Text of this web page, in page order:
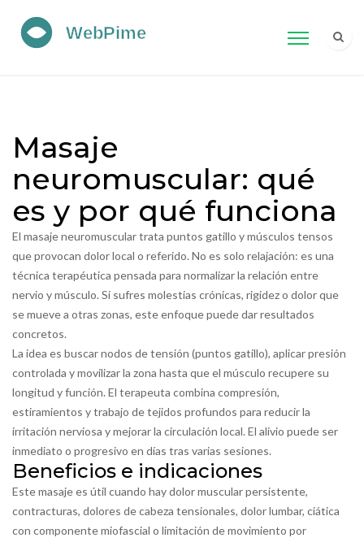
Masaje
neuromuscular: qué
es y por qué funciona
El masaje neuromuscular trata puntos gatillo y músculos tensos
que provocan dolor local o referido. No es solo relajación: es una
técnica terapéutica pensada para normalizar la relación entre
nervio y músculo. Si sufres molestias crónicas, rigidez o dolor que
se mueve a otras zonas, este enfoque puede dar resultados
concretos.
La idea es buscar nodos de tensión (puntos gatillo), aplicar presión
controlada y movilizar la zona hasta que el músculo recupere su
longitud y función. El terapeuta combina compresión,
estiramientos y trabajo de tejidos profundos para reducir la
irritación nerviosa y mejorar la circulación local. El alivio puede ser
inmediato o progresivo en días tras varias sesiones.
Beneficios e indicaciones
Este masaje es útil cuando hay dolor muscular persistente,
contracturas, dolores de cabeza tensionales, dolor lumbar, ciática
con componente miofascial o limitación de movimiento por